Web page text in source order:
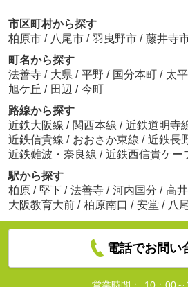
市区町村から探す
柏原市 / 八尾市 / 羽曳野市 / 藤井寺
町名から探す
法善寺 / 大県 / 平野 / 国分本町 / 太
旭ケ丘 / 田辺 / 今町
路線から探す
近鉄大阪線 / 関西本線 / 近鉄道明寺
近鉄信貴線 / おおさか東線 / 近鉄長
近鉄難波・奈良線 / 近鉄西信貴ケー
駅から探す
柏原 / 堅下 / 法善寺 / 河内国分 / 高
大阪教育大前 / 柏原南口 / 安堂 / 八
電話でお問い